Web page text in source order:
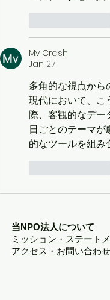
Mv Crash
Jan 27
多角的な視点か
現代において、こ
際、客観的なデー
日ごとのテーマ
的なツールを組み
当NPO法人について
ミッション・ステート
アクセス・お問い合わせ